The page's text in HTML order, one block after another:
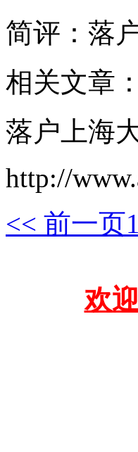
简评：落
相关文章：
落户上海
http://
<< 前一页1
欢